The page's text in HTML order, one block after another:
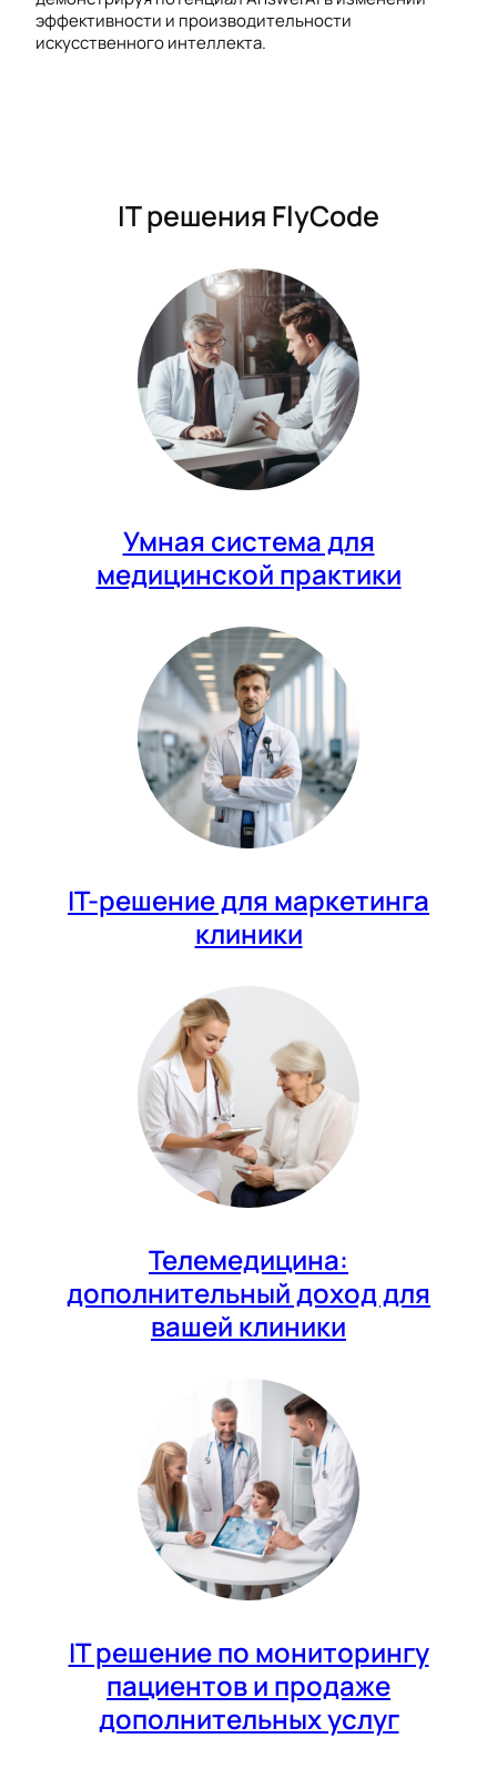
эффективности и производительности
искусственного интеллекта.
IT решения FlyCode
Умная система для
медицинской практики
IT-решение для маркетинга
клиники
Телемедицина:
дополнительный доход для
вашей клиники
IT решение по мониторингу
пациентов и продаже
дополнительных услуг